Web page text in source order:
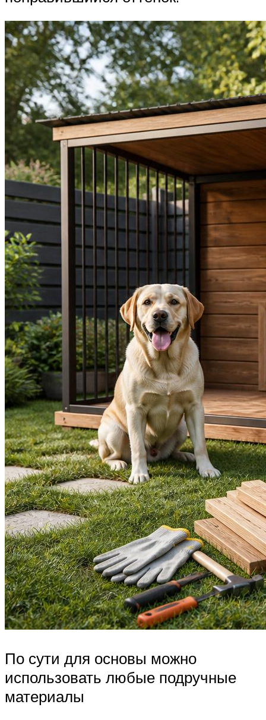
По сути для основы можно
использовать любые подручные
материалы